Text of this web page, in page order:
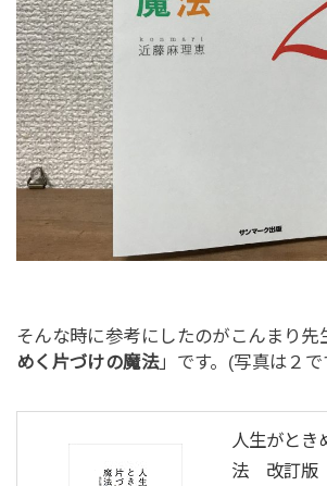
そんな時に参考にしたのがこんまり先
めく片づけの魔法」です。(写真は２
人生がとき
法 改訂版